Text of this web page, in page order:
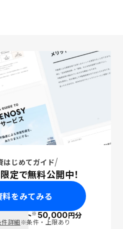
はじめてガイド
定で無料公開中！
料をみてみる
ポイント※50,000円分
詳細※条件・上限あり